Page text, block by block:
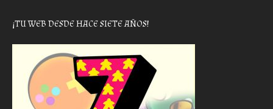
¡TU WEB DESDE HACE SIETE AÑOS!